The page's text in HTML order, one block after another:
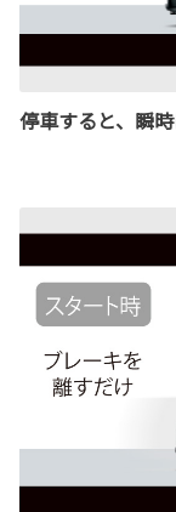
停車すると、瞬